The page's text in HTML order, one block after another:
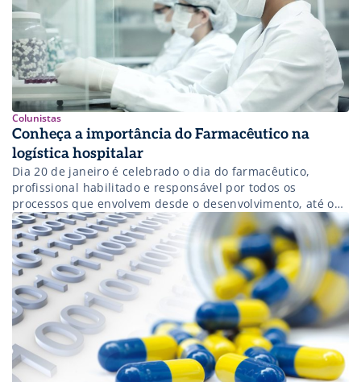
Colunistas
Conheça a importância do Farmacêutico na
logística hospitalar
Dia 20 de janeiro é celebrado o dia do farmacêutico,
profissional habilitado e responsável por todos os
processos que envolvem desde o desenvolvimento, até o
manuseio e administração de medicamentos, e que ainda
agrega suma importância nas atividades de logística
hospitalar. A despeito de toda a tecnologia e automação
que possam existir nos projetos de […]